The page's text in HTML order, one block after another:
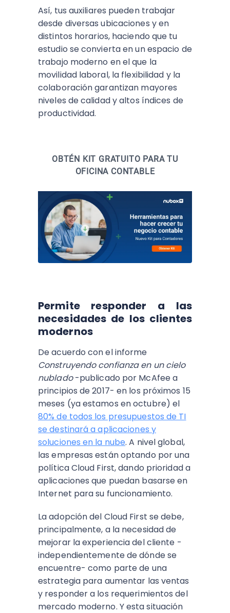
Así, tus auxiliares pueden trabajar
desde diversas ubicaciones y en
distintos horarios, haciendo que tu
estudio se convierta en un espacio de
trabajo moderno en el que la
movilidad laboral, la flexibilidad y la
colaboración garantizan mayores
niveles de calidad y altos índices de
productividad.
OBTÉN KIT GRATUITO PARA TU
OFICINA CONTABLE
Permite responder a las
necesidades de los clientes
modernos
De acuerdo con el informe
Construyendo confianza en un cielo
nublado-publicado por McAfee a
principios de 2017- en los próximos 15
meses (ya estamos en octubre) el
80% de todos los presupuestos de TI
se destinará a aplicaciones y
soluciones en la nube. A nivel global,
las empresas están optando por una
política Cloud First, dando prioridad a
aplicaciones que puedan basarse en
Internet para su funcionamiento.
La adopción del Cloud First se debe,
principalmente, a la necesidad de
mejorar la experiencia del cliente -
independientemente de dónde se
encuentre- como parte de una
estrategia para aumentar las ventas
y responder a los requerimientos del
mercado moderno. Y esta situación